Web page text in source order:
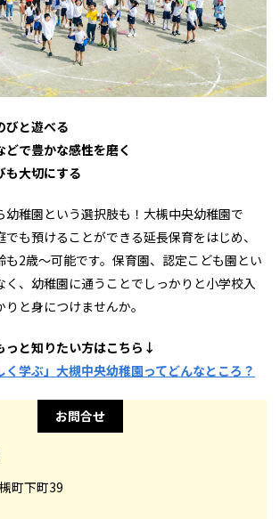
びと遊べる
どで豊かな感性を磨く
も大切にする
幼稚園という選択肢も！大槻中央幼稚園で
も預けることができる延長保育をはじめ、
も2歳～可能です。保育園、認定こども園とい
く、幼稚園に通うことでしっかりと小学校入
と身につけませんか。
っと知りたい方はこちら↓
く学ぶ」大槻中央幼稚園ってどんなところ？
お問合せ
町下町39